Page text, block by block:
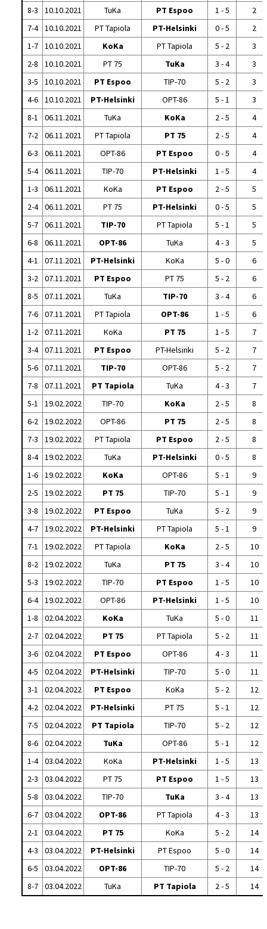
8-3
10.10.2021 TuKa PT Espoo 1 - 5
2
7-4
10.10.2021 PT Tapiola PT-Helsinki 0 - 5
2
1-7
10.10.2021 KoKa PT Tapiola 5 - 2
3
2-8
10.10.2021 PT 75 TuKa 3 - 4
3
3-5
10.10.2021 PT Espoo TIP-70 5 - 2
3
4-6
10.10.2021 PT-Helsinki OPT-86 5 - 1
3
8-1
06.11.2021 TuKa KoKa 2 - 5
4
7-2
06.11.2021 PT Tapiola PT 75 2 - 5
4
6-3
06.11.2021 OPT-86 PT Espoo 0 - 5
4
5-4
06.11.2021 TIP-70 PT-Helsinki 1 - 5
4
1-3
06.11.2021 KoKa PT Espoo 2 - 5
5
2-4
06.11.2021 PT 75 PT-Helsinki 0 - 5
5
5-7
06.11.2021 TIP-70 PT Tapiola 5 - 1
5
6-8
06.11.2021 OPT-86 TuKa 4 - 3
5
4-1
07.11.2021 PT-Helsinki KoKa 5 - 0
6
3-2
07.11.2021 PT Espoo PT 75 5 - 2
6
8-5
07.11.2021 TuKa TIP-70 3 - 4
6
7-6
07.11.2021 PT Tapiola OPT-86 1 - 5
6
1-2
07.11.2021 KoKa PT 75 1 - 5
7
3-4
07.11.2021 PT Espoo PT-Helsinki 5 - 2
7
5-6
07.11.2021 TIP-70 OPT-86 5 - 2
7
7-8
07.11.2021 PT Tapiola TuKa 4 - 3
7
5-1
19.02.2022 TIP-70 KoKa 2 - 5
8
6-2
19.02.2022 OPT-86 PT 75 2 - 5
8
7-3
19.02.2022 PT Tapiola PT Espoo 2 - 5
8
8-4
19.02.2022 TuKa PT-Helsinki 0 - 5
8
1-6
19.02.2022 KoKa OPT-86 5 - 1
9
2-5
19.02.2022 PT 75 TIP-70 5 - 1
9
3-8
19.02.2022 PT Espoo TuKa 5 - 2
9
4-7
19.02.2022 PT-Helsinki PT Tapiola 5 - 1
9
7-1
19.02.2022 PT Tapiola KoKa 2 - 5
10
8-2
19.02.2022 TuKa PT 75 3 - 4
10
5-3
19.02.2022 TIP-70 PT Espoo 1 - 5
10
6-4
19.02.2022 OPT-86 PT-Helsinki 1 - 5
10
1-8
02.04.2022 KoKa TuKa 5 - 0
11
2-7
02.04.2022 PT 75 PT Tapiola 5 - 2
11
3-6
02.04.2022 PT Espoo OPT-86 4 - 3
11
4-5
02.04.2022 PT-Helsinki TIP-70 5 - 0
11
3-1
02.04.2022 PT Espoo KoKa 5 - 2
12
4-2
02.04.2022 PT-Helsinki PT 75 5 - 1
12
7-5
02.04.2022 PT Tapiola TIP-70 5 - 2
12
8-6
02.04.2022 TuKa OPT-86 5 - 1
12
1-4
03.04.2022 KoKa PT-Helsinki 1 - 5
13
2-3
03.04.2022 PT 75 PT Espoo 1 - 5
13
5-8
03.04.2022 TIP-70 TuKa 3 - 4
13
6-7
03.04.2022 OPT-86 PT Tapiola 4 - 3
13
2-1
03.04.2022 PT 75 KoKa 5 - 2
14
4-3
03.04.2022 PT-Helsinki PT Espoo 5 - 0
14
6-5
03.04.2022 OPT-86 TIP-70 5 - 2
14
8-7
03.04.2022 TuKa PT Tapiola 2 - 5 14